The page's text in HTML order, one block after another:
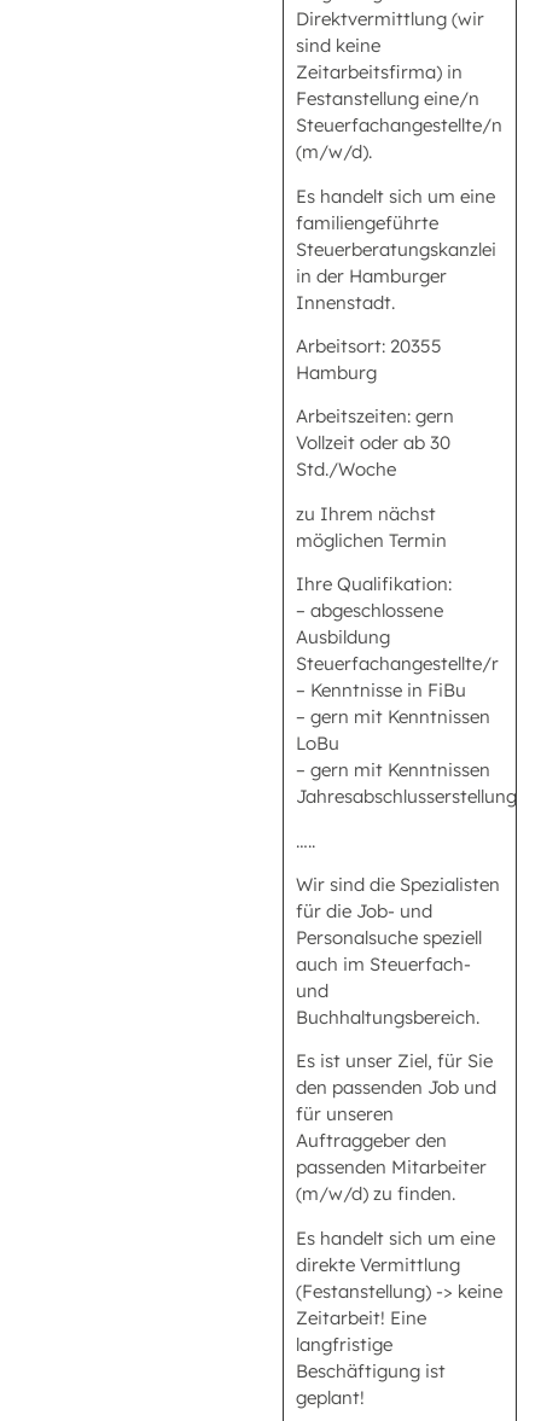
Direktvermittlung (wir
sind keine
Zeitarbeitsfirma) in
Festanstellung eine/n
Steuerfachangestellte/n
(m/w/d).
Es handelt sich um eine
familiengeführte
Steuerberatungskanzlei
in der Hamburger
Innenstadt.
Arbeitsort: 20355
Hamburg
Arbeitszeiten: gern
Vollzeit oder ab 30
Std./Woche
zu Ihrem nächst
möglichen Termin
Ihre Qualifikation:
– abgeschlossene
Ausbildung
Steuerfachangestellte/r
– Kenntnisse in FiBu
– gern mit Kenntnissen
LoBu
– gern mit Kenntnissen
Jahresabschlusserstellung
…..
Wir sind die Spezialisten
für die Job- und
Personalsuche speziell
auch im Steuerfach-
und
Buchhaltungsbereich.
Es ist unser Ziel, für Sie
den passenden Job und
für unseren
Auftraggeber den
passenden Mitarbeiter
(m/w/d) zu finden.
Es handelt sich um eine
direkte Vermittlung
(Festanstellung) -> keine
Zeitarbeit! Eine
langfristige
Beschäftigung ist
geplant!